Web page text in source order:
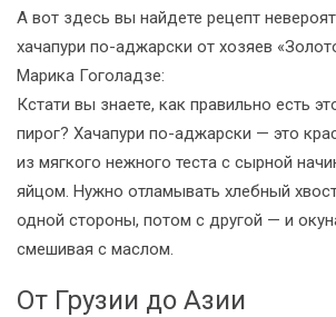
А вот здесь вы найдете рецепт
хачапури по-аджарски от хозяев
Марика Гоголадзе:
Кстати вы знаете, как правильно есть
пирог? Хачапури по-аджарски — это
из мягкого нежного теста с сырной
яйцом. Нужно отламывать хлебный
одной стороны, потом с другой — и
смешивая с маслом.
От Грузии до Азии